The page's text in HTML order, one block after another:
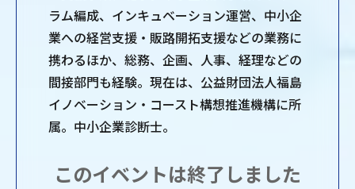
ラム編成、インキュベーション運営、中小企
業への経営支援・販路開拓支援などの業務に
携わるほか、総務、企画、人事、経理などの
間接部門も経験。現在は、公益財団法人福島
イノベーション・コースト構想推進機構に所
属。中小企業診断士。
このイベントは終了しました